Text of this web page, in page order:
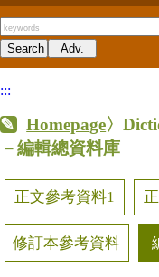
:::
Homepage〉
－編輯總資料庫
正文參考資料1
修訂本參考資料